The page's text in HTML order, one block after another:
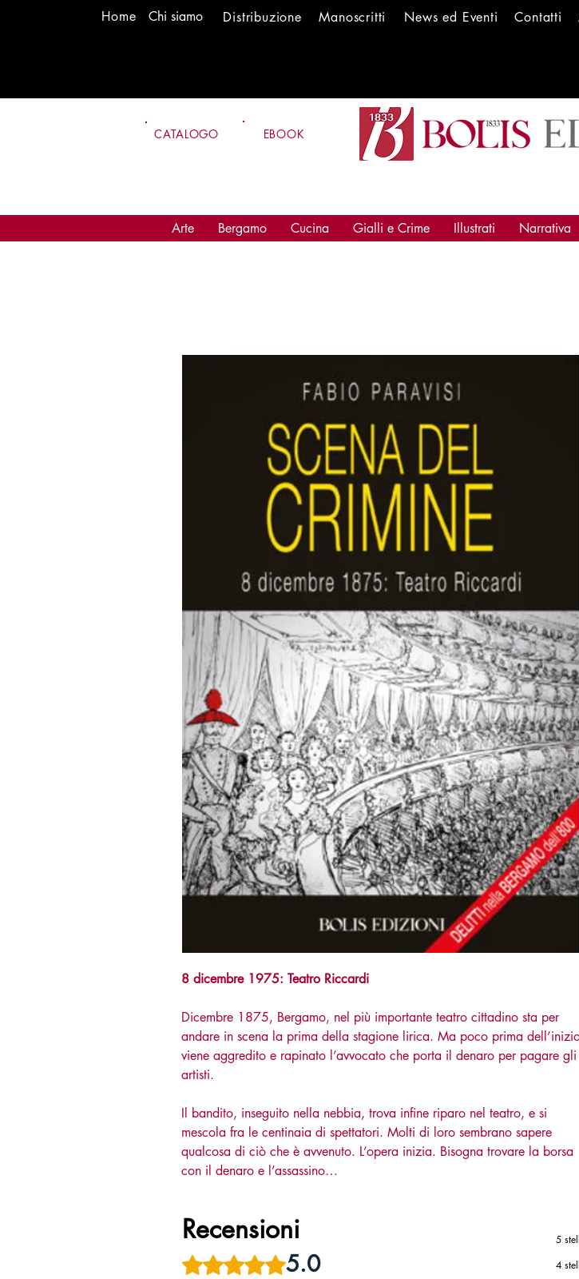
Home Chi siamo Distribuzione Manoscritti News ed Eventi Contatti
CATALOGO EBOOK
Arte Bergamo Cucina Gialli e Crime Illustrati Narrativa
8 dicembre 1975: Teatro Riccardi
Dicembre 1875, Bergamo, nel più importante teatro cittadino sta per
andare in scena la prima della stagione lirica. Ma poco prima
viene aggredito e rapinato l’avvocato che porta il denaro per pagare gli
artisti.
Il bandito, inseguito nella nebbia, trova infine riparo nel teatro, e si
mescola fra le centinaia di spettatori. Molti di loro sembrano sapere
qualcosa di ciò che è avvenuto. L’opera inizia. Bisogna trovare la borsa
con il denaro e l’assassino…
Recensioni
Valutazione 5 stelle su 5.
5.0
5
4